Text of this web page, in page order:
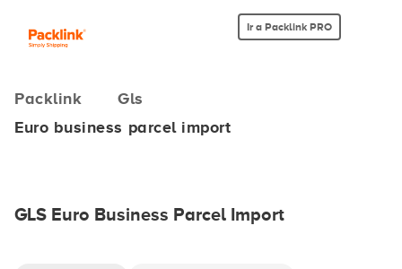
Ir a Packlink PRO
Packlink
Gls
Euro business parcel import
GLS Euro Business Parcel Import